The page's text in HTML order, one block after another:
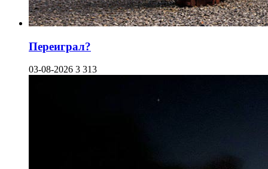
Переиграл?
03-08-2026 3 313